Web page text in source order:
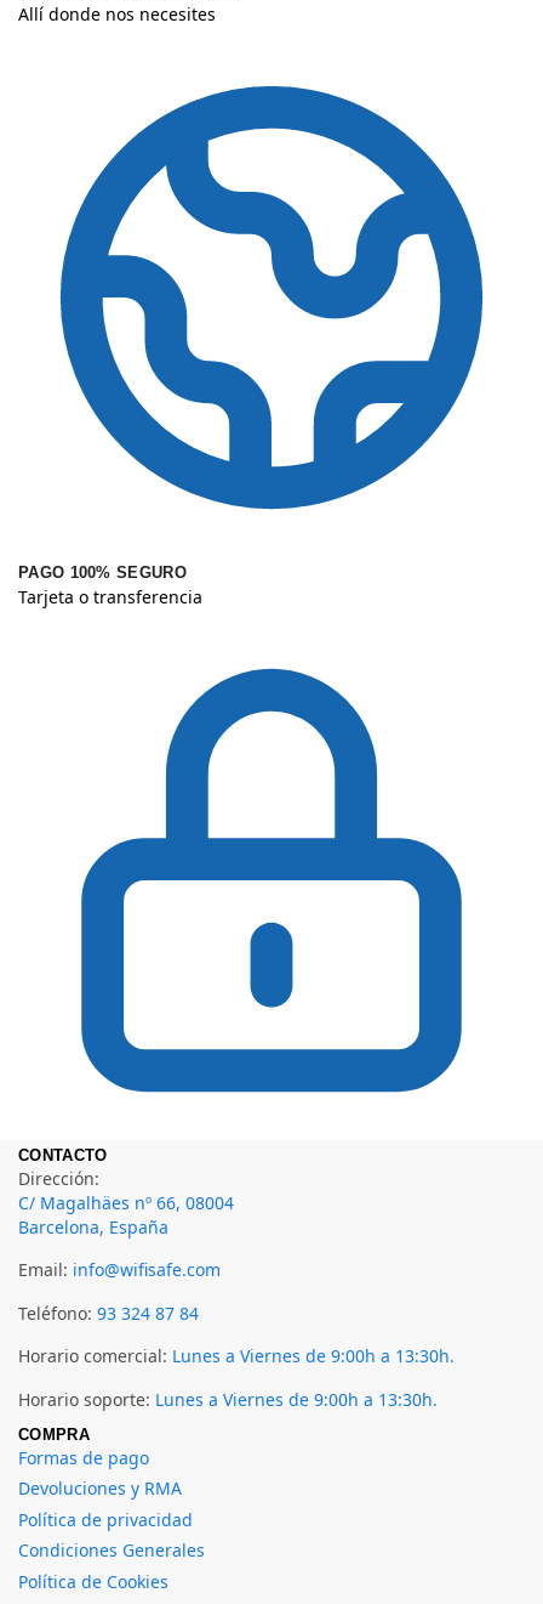
Allí donde nos necesites
PAGO 100% SEGURO
Tarjeta o transferencia
CONTACTO
Dirección:
C/ Magalhäes nº 66, 08004
Barcelona, España
Email: info@wifisafe.com
Teléfono: 93 324 87 84
Horario comercial: Lunes a Viernes de 9:00h a 13:30h.
Horario soporte: Lunes a Viernes de 9:00h a 13:30h.
COMPRA
Formas de pago
Devoluciones y RMA
Política de privacidad
Condiciones Generales
Política de Cookies